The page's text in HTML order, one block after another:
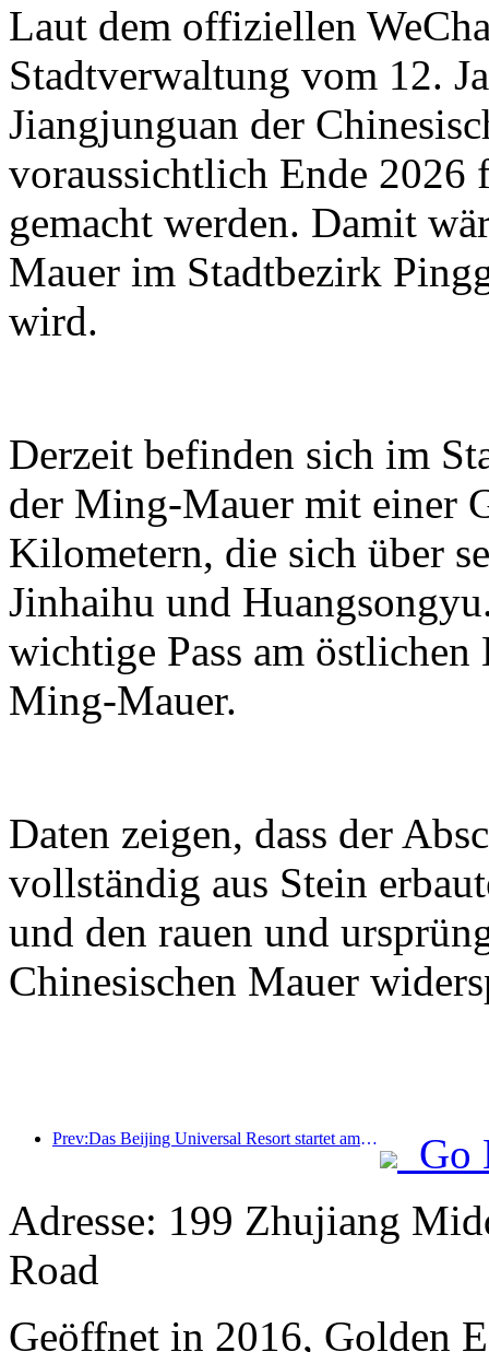
Laut dem offiziellen
Stadtverwaltung vom 12.
Jiangjunguan der
voraussichtlich Ende
gemacht werden. Damit
Mauer im Stadtbezirk
wird.
Derzeit befinden sich im
der Ming-Mauer mit einer
Kilometern, die sich über
Jinhaihu und
wichtige Pass am
Ming-Mauer.
Daten zeigen, dass der
vollständig aus Stein
und den rauen und
Chinesischen Mauer
Prev:Das Beijing Universal Resort startet am 23. Januar sein 40-tägiges Universal Chinese New Year Event.
Go
Adresse: 199 Zhujiang
Road
Geöffnet in 2016, Golden